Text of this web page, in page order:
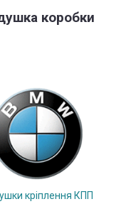
коробки
кріплення КПП